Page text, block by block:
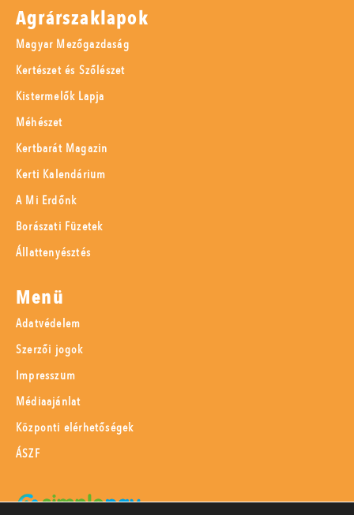
Agrárszaklapok
Magyar Mezőgazdaság
Kertészet és Szőlészet
Kistermelők Lapja
Méhészet
Kertbarát Magazin
Kerti Kalendárium
A Mi Erdőnk
Borászati Füzetek
Állattenyésztés
Menü
Adatvédelem
Szerzői jogok
Impresszum
Médiaajánlat
Központi elérhetőségek
ÁSZF